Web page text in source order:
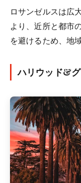
ロサンゼルスは広
より、近所と都市
を避けるため、地
ハリウッド&グ